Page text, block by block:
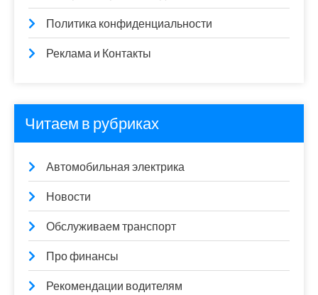
Политика конфиденциальности
Реклама и Контакты
Читаем в рубриках
Автомобильная электрика
Новости
Обслуживаем транспорт
Про финансы
Рекомендации водителям